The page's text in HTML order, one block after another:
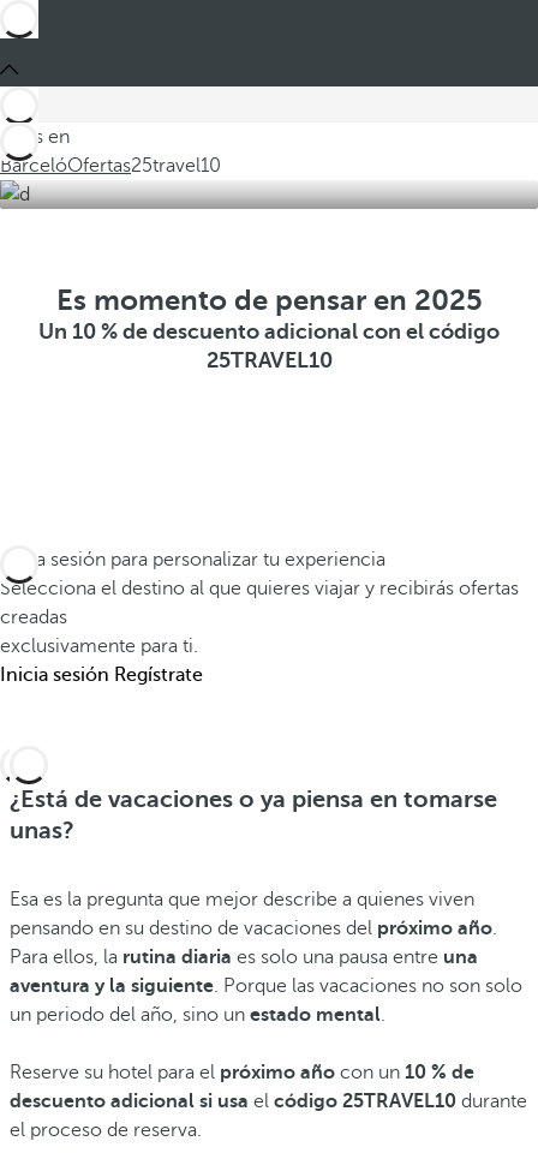
Estás en
BarcelóOfertas25travel10
Es momento de pensar en 2025
Un 10 % de descuento adicional con el código
25TRAVEL10
Inicia sesión para personalizar tu experiencia
Selecciona el destino al que quieres viajar y recibirás ofertas
creadas
exclusivamente para ti.
Inicia sesión Regístrate
¿Está de vacaciones o ya piensa en tomarse
unas?
Esa es la pregunta que mejor describe a quienes viven
pensando en su destino de vacaciones del próximo año.
Para ellos, la rutina diaria es solo una pausa entre una
aventura y la siguiente. Porque las vacaciones no son solo
un periodo del año, sino un estado mental.
Reserve su hotel para el próximo año con un 10 % de
descuento adicional si usa el código 25TRAVEL10 durante
el proceso de reserva.